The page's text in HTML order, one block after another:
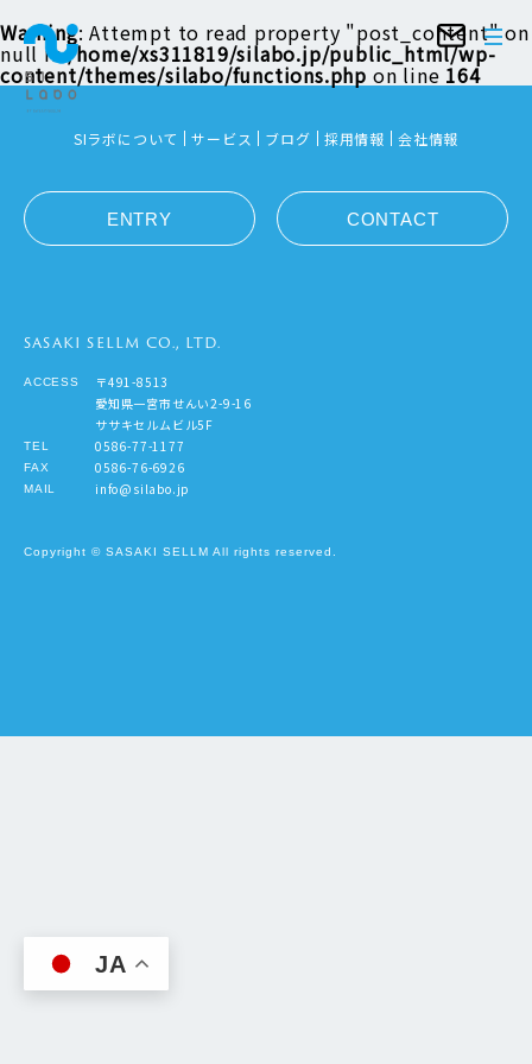
Warning: Attempt to read property "post_content" on
null in/home/xs311819/silabo.jp/public_html/wp-
content/themes/silabo/functions.php on line 164
SASAKI SELLM CO., LTD.
ACCESS
〒491-8513
愛知県一宮市せんい2-9-16
ササキセルムビル5F
TEL 0586-77-1177
FAX 0586-76-6926
MAIL info@silabo.jp
Copyright © SASAKI SELLM All rights reserved.
SIラボについて サービス ブログ 採用情報 会社情報
ENTRY CONTACT
JA